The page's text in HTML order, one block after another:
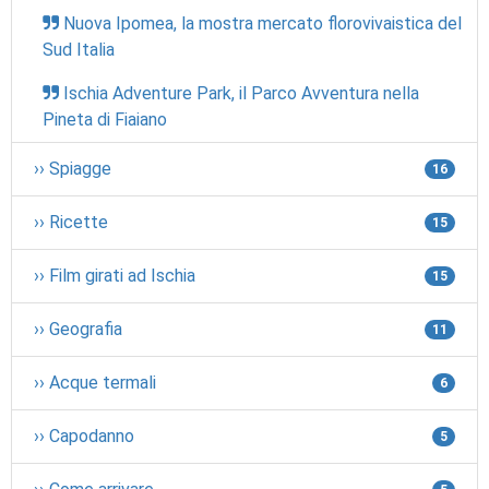
Nuova Ipomea, la mostra mercato florovivaistica del
Sud Italia
Ischia Adventure Park, il Parco Avventura nella
Pineta di Fiaiano
›› Spiagge 16
›› Ricette 15
›› Film girati ad Ischia 15
›› Geografia 11
›› Acque termali 6
›› Capodanno 5